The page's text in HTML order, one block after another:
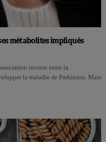
métabolites impliqués
inverse entre la
la maladie de Parkinson. Mais